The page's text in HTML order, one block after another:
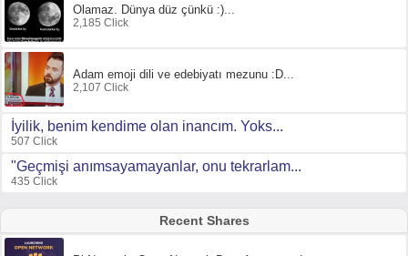
Olamaz. Dünya düz çünkü :)...
2,185 Click
Adam emoji dili ve edebiyatı mezunu :D...
2,107 Click
İyilik, benim kendime olan inancım. Yoks...
507 Click
"Geçmişi anımsayamayanlar, onu tekrarlam...
435 Click
Recent Shares